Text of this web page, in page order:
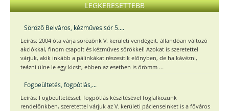
LEGKERESETTEBB
Söröző Belváros, kézműves sör 5....
Leírás: 2004 óta várja sörözőnk V. kerületi vendégeit, állandóan változó
akciókkal, finom csapolt és kézműves sörökkel! Azokat is szeretettel
várjuk, akik inkább a pálinkákat részesítik előnyben, de ha kávézni,
teázni ülne le egy kicsit, ebben az esetben is örömm ...
Fogbeültetés, fogpótlás,...
Leírás: Fogbeültetéssel, fogpótlás készítésével foglalkozunk
rendelőnkben, szeretettel várjuk az V. kerületi pácienseinket is a főváros